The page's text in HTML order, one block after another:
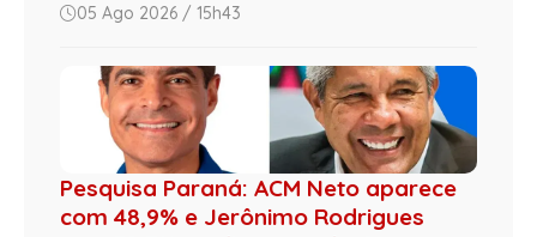
05 Ago 2026 / 15h43
Pesquisa Paraná: ACM Neto aparece
com 48,9% e Jerônimo Rodrigues